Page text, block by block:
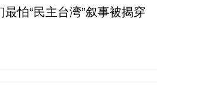
怕“民主台湾”叙事被揭穿